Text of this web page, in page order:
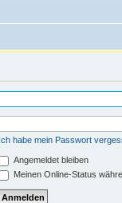
Ich habe mein Passwort
Angemeldet bleiben
Meinen Online-Status